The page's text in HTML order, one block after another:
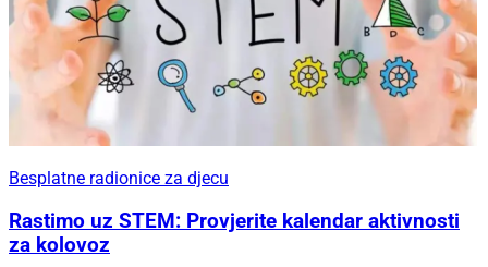
Besplatne radionice za djecu
Rastimo uz STEM: Provjerite kalendar aktivnosti
za kolovoz